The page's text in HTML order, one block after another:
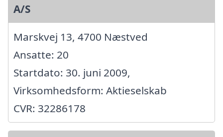
A/S
Marskvej 13, 4700 Næstved
Ansatte: 20
Startdato: 30. juni 2009,
Virksomhedsform: Aktieselskab
CVR: 32286178